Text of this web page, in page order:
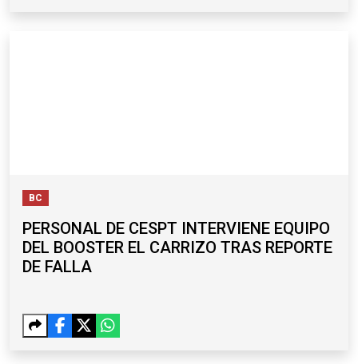
BC
PERSONAL DE CESPT INTERVIENE EQUIPO
DEL BOOSTER EL CARRIZO TRAS REPORTE
DE FALLA